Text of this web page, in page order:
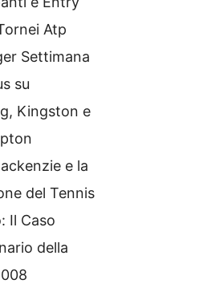
Atp
Settimana
su
Kingston e
e la
del Tennis
Il Caso
della